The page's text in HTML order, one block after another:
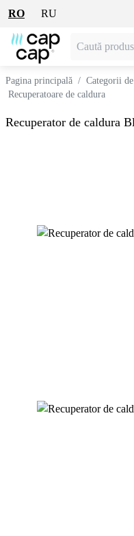
RO RU
Pagina principală / Categorii
Recuperatoare de caldura
Recuperator de caldura